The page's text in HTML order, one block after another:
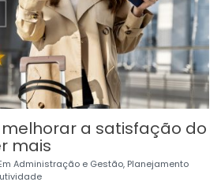
a satisfação do
mais
Administração e Gestão, Planejamento